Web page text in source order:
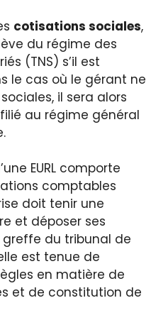
cotisations sociales,
du régime des
(TNS) s’il est
le cas où le gérant ne
il sera alors
au régime général
EURL comporte
comptables
doit tenir une
et déposer ses
du tribunal de
est tenue de
en matière de
et de constitution de